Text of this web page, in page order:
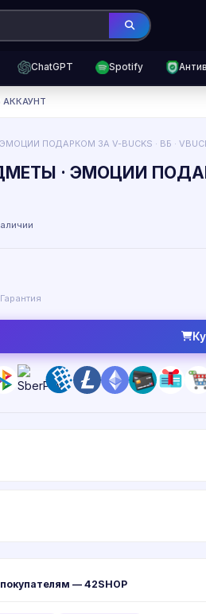
ChatGPT Spotify
АККАУНТ
ПОДАРКОМ ЗА V-BUCKS · ВБ ·
· ЭМОЦИИ
— 42SHOP